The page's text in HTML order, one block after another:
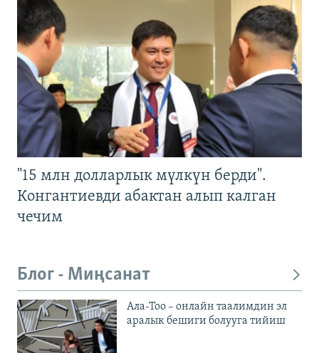
"15 млн долларлык мүлкүн берди".
Конгантиевди абактан алып калган
чечим
Блог - Миңсанат
Ала-Тоо – онлайн таалимдин эл
аралык бешиги болууга тийиш